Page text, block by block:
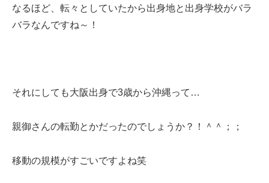
なるほど、転々としていたから出身地と出身学校がバラ
バラなんですね～！
それにしても大阪出身で3歳から沖縄って…
親御さんの転勤とかだったのでしょうか？！＾＾；；
移動の規模がすごいですよね笑